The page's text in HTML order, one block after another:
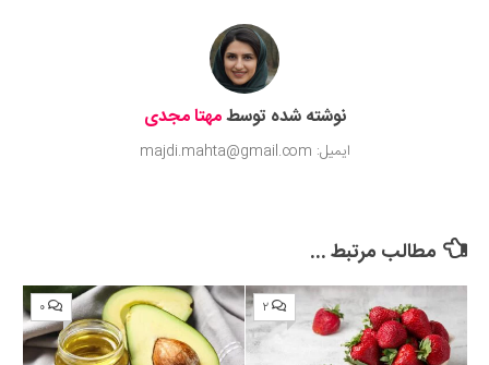
نوشته شده توسطمهتا مجدی
ایمیل: majdi.mahta@gmail.com
مطالب مرتبط ...
۲ ۰